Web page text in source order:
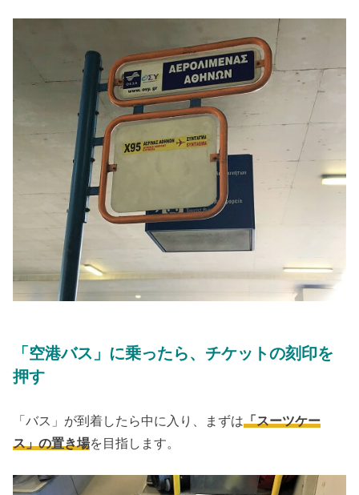
「空港バス」に乗ったら、チケットの刻印を
押す
「バス」が到着したら中に入り、まずは「スーツケー
ス」の置き場を目指します。